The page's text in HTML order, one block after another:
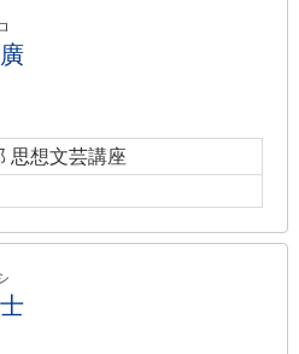
思想文芸講座